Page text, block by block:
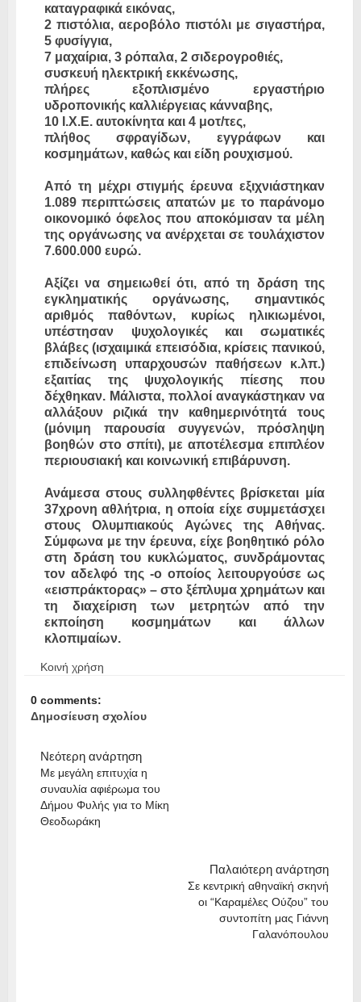
καταγραφικά εικόνας,
2 πιστόλια, αεροβόλο πιστόλι με σιγαστήρα,
5 φυσίγγια,
7 μαχαίρια, 3 ρόπαλα, 2 σιδερογροθιές,
συσκευή ηλεκτρική εκκένωσης,
πλήρες εξοπλισμένο εργαστήριο
υδροπονικής καλλιέργειας κάνναβης,
10 Ι.Χ.Ε. αυτοκίνητα και 4 μοτ/τες,
πλήθος σφραγίδων, εγγράφων και
κοσμημάτων, καθώς και είδη ρουχισμού.
Από τη μέχρι στιγμής έρευνα εξιχνιάστηκαν
1.089 περιπτώσεις απατών με το παράνομο
οικονομικό όφελος που αποκόμισαν τα μέλη
της οργάνωσης να ανέρχεται σε τουλάχιστον
7.600.000 ευρώ.
Αξίζει να σημειωθεί ότι, από τη δράση της
εγκληματικής οργάνωσης, σημαντικός
αριθμός παθόντων, κυρίως ηλικιωμένοι,
υπέστησαν ψυχολογικές και σωματικές
βλάβες (ισχαιμικά επεισόδια, κρίσεις πανικού,
επιδείνωση υπαρχουσών παθήσεων κ.λπ.)
εξαιτίας της ψυχολογικής πίεσης που
δέχθηκαν. Μάλιστα, πολλοί αναγκάστηκαν να
αλλάξουν ριζικά την καθημερινότητά τους
(μόνιμη παρουσία συγγενών, πρόσληψη
βοηθών στο σπίτι), με αποτέλεσμα επιπλέον
περιουσιακή και κοινωνική επιβάρυνση.
Ανάμεσα στους συλληφθέντες βρίσκεται μία
37χρονη αθλήτρια, η οποία είχε συμμετάσχει
στους Ολυμπιακούς Αγώνες της Αθήνας.
Σύμφωνα με την έρευνα, είχε βοηθητικό ρόλο
στη δράση του κυκλώματος, συνδράμοντας
τον αδελφό της -ο οποίος λειτουργούσε ως
«εισπράκτορας» – στο ξέπλυμα χρημάτων και
τη διαχείριση των μετρητών από την
εκποίηση κοσμημάτων και άλλων
κλοπιμαίων.
Κοινή χρήση
0 comments:
Δημοσίευση σχολίου
Νεότερη ανάρτηση
Με μεγάλη επιτυχία η
συναυλία αφιέρωμα του
Δήμου Φυλής για το Μίκη
Θεοδωράκη
Παλαιότερη ανάρτηση
Σε κεντρική αθηναϊκή σκηνή
οι “Καραμέλες Ούζου” του
συντοπίτη μας Γιάννη
Γαλανόπουλου